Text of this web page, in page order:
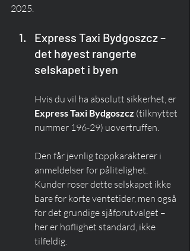
2025.
Express Taxi Bydgoszcz –
det høyest rangerte
selskapet i byen
Hvis du vil ha absolutt sikkerhet, er
Express Taxi Bydgoszcz (tilknyttet
nummer 196-29) uovertruffen.
Den får jevnlig toppkarakterer i
anmeldelser for pålitelighet.
Kunder roser dette selskapet ikke
bare for korte ventetider, men også
for det grundige sjåførutvalget –
her er høflighet standard, ikke
tilfeldig.